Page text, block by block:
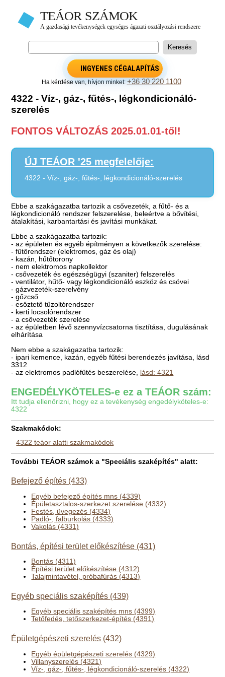
INGYENES CÉGALAPÍTÁS
Ha kérdése van, hívjon minket:+36 30 220 1100
4322 - Víz-, gáz-, fűtés-, légkondicionáló-
szerelés
FONTOS VÁLTOZÁS 2025.01.01-től!
ÚJ TEÁOR '25 megfelelője:
4322 - Víz-, gáz-, fűtés-, légkondicionáló-szerelés
Ebbe a szakágazatba tartozik a csővezeték, a fűtő- és a
légkondicionáló rendszer felszerelése, beleértve a bővítési,
átalakítási, karbantartási és javítási munkákat.
Ebbe a szakágazatba tartozik:
- az épületen és egyéb építményen a következők szerelése:
- fűtőrendszer (elektromos, gáz és olaj)
- kazán, hűtőtorony
- nem elektromos napkollektor
- csővezeték és egészségügyi (szaniter) felszerelés
- ventilátor, hűtő- vagy légkondicionáló eszköz és csövei
- gázvezeték-szerelvény
- gőzcső
- esőztető tűzoltórendszer
- kerti locsolórendszer
- a csővezeték szerelése
- az épületben lévő szennyvízcsatorna tisztítása, dugulásának
elhárítása
Nem ebbe a szakágazatba tartozik:
- ipari kemence, kazán, egyéb fűtési berendezés javítása, lásd
3312
- az elektromos padlófűtés beszerelése, lásd: 4321
ENGEDÉLYKÖTELES-e ez a TEÁOR szám:
Itt tudja ellenőrizni, hogy ez a tevékenység engedélyköteles-e:
4322
Szakmakódok:
4322 teáor alatti szakmakódok
További TEÁOR számok a "Speciális szaképítés" alatt:
Befejező építés (433)
Egyéb befejező építés mns (4339)
Épületasztalos-szerkezet szerelése (4332)
Festés, üvegezés (4334)
Padló-, falburkolás (4333)
Vakolás (4331)
Bontás, építési terület előkészítése (431)
Bontás (4311)
Építési terület előkészítése (4312)
Talajmintavétel, próbafúrás (4313)
Egyéb speciális szaképítés (439)
Egyéb speciális szaképítés mns (4399)
Tetőfedés, tetőszerkezet-építés (4391)
Épületgépészeti szerelés (432)
Egyéb épületgépészeti szerelés (4329)
Villanyszerelés (4321)
Víz-, gáz-, fűtés-, légkondicionáló-szerelés (4322)